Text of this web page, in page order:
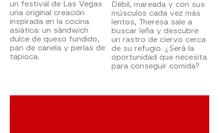
un festival de Las Vegas
una original creación
inspirada en la cocina
asiática: un sándwich
dulce de queso fundido,
pan de canela y perlas de
tapioca.
Débil, mareada y con sus
músculos cada vez más
lentos, Theresa sale a
buscar leña y descubre
un rastro de ciervo cerca
de su refugio. ¿Será la
oportunidad que necesita
para conseguir comida?